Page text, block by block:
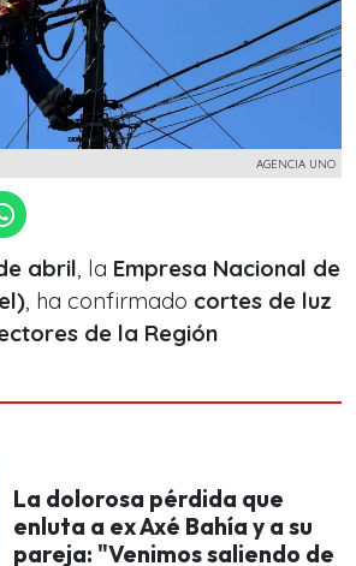
AGENCIA UNO
abril, la Empresa Nacional de
, ha confirmado cortes de luz
de la Región
La dolorosa pérdida que
enluta a ex Axé Bahía y a su
pareja: "Venimos saliendo de